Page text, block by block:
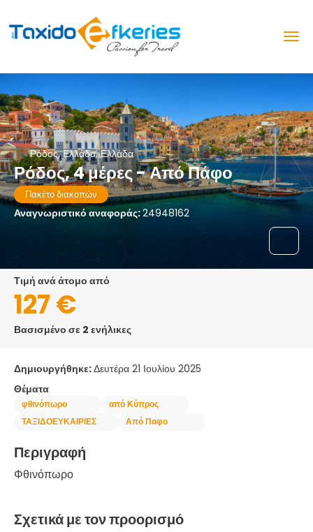
Ρόδος, Ελλάδα, Ελλάδα
Ρόδος, 4 μέρες - Από Πάφο
Πακέτο διακοπών
Αναγνωριστικό αναφοράς:24948162
τιμή ανά άτομο από
127 €
Βασισμένο σε 2 ενήλικες
Δημιουργήθηκε:Δευτέρα 21 Ιουλίου 2025
Θέματα
φθινόπωρο
από Κύπρος
ΤΑΞΙΔΟΕΥΚΑΙΡΙΕΣ
Από Παφο
Περιγραφή
Φθινόπωρο
Σχετικά με τον προορισμό